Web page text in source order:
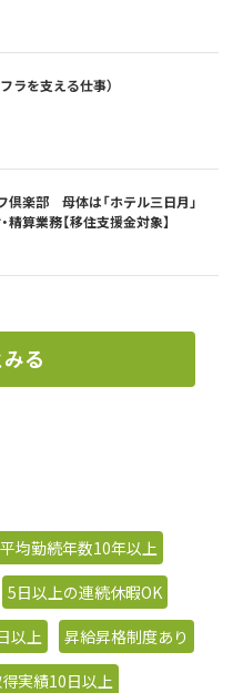
ラを支える仕事）
倶楽部 母体は「ホテル三日月」
精算業務【移住支援金対象】
る
平均勤続年数10年以上
5日以上の連続休暇OK
以上
昇給昇格制度あり
実績10日以上